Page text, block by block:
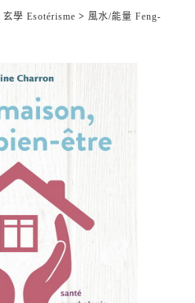
玄學 Esotérisme > 風水/能量 Feng-